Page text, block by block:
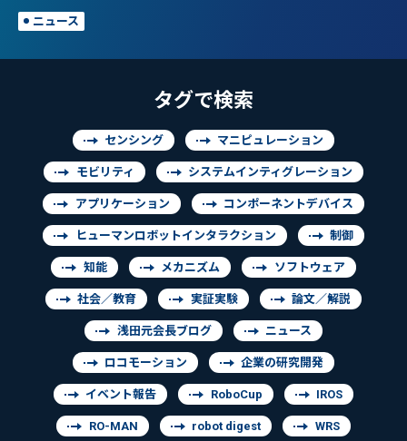
ニュース
タグで検索
センシング マニピュレーション
モビリティ システムインティグレーション
アプリケーション コンポーネントデバイス
ヒューマンロボットインタラクション 制御
知能 メカニズム ソフトウェア
社会／教育 実証実験 論文／解説
浅田元会長ブログ ニュース
ロコモーション 企業の研究開発
イベント報告 RoboCup IROS
RO-MAN robot digest WRS